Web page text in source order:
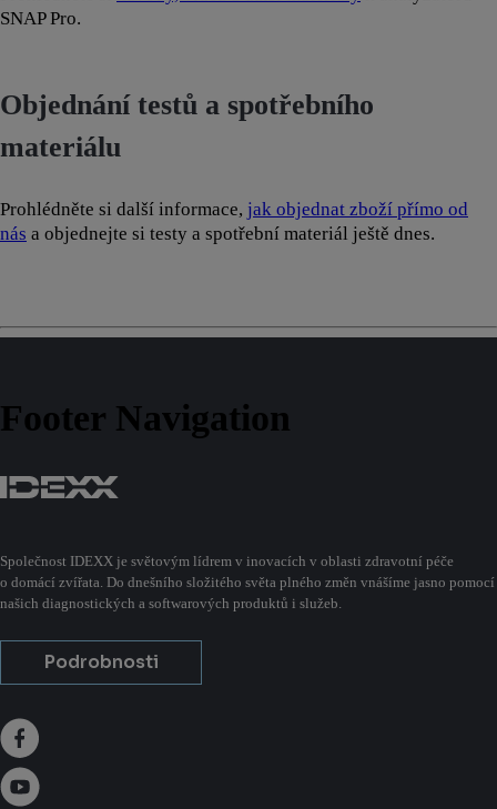
SNAP Pro.
Objednání testů a spotřebního
materiálu
Prohlédněte si další informace, jak objednat zboží přímo od
nás a objednejte si testy a spotřební materiál ještě dnes.
Footer Navigation
Společnost IDEXX je světovým lídrem v inovacích v oblasti zdravotní péče
o domácí zvířata. Do dnešního složitého světa plného změn vnášíme jasno pomocí
našich diagnostických a softwarových produktů i služeb.
Podrobnosti